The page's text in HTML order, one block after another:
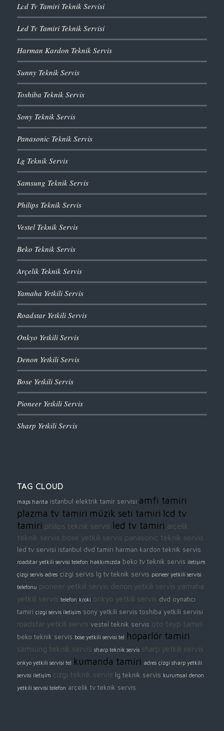
Lcd Tv Tamiri Teknik Servisi
Led Tv Tamiri Teknik Servisi
Harman Kardon Teknik Servis
Sunny Teknik Servis
Toshiba Teknik Servis
Sony Teknik Servis
Panasonic Teknik Servis
Lg Teknik Servis
Samsung Teknik Servis
Philips Teknik Servis
Vestel Teknik Servis
Beko Teknik Servis
Arçelik Teknik Servis
Yamaha Yetkili Servis
Roadstar Yetkili Servis
Onkyo Yetkili Servis
Denon Yetkili Servis
Bose Yetkili Servis
Pioneer Yetkili Servis
Sharp Yetkili Servis
TAG CLOUD
maps harita istanbul elektrik tamir servisi amfi tamiri
plazma tv tamiri müzik seti tamiri lcd tv
tamiri philips teknik servis led tv tamiri arçelik
teknik servis bose yetkili servis panasonic teknik servis
led tv servisi istanbul dvd tamiri harman kardon teknik servis
roadstar yetkili servisi telefon hakkımızda beko tv teknik servis iletişim
çizgi servis adres çizgi servis lg tv teknik servis pioneer yetkili servisi
telefonu pioneer yetkili servis denon yetkili servis yamaha
yetkili servis telefon kroki onkyo yetkili servis dvd oynatıcı
tamiri çizgi servis iletişim sony yetkili servis toshiba yetkili servisi
roadstar yetkili servis vestel teknik servis oto teyp tamiri
beko teknik servis bose yetkili servisi tel hoparlör tamiri
samsung teknik servis sharp teknik servis sharp yetkili servis
onkyo yetkili servisi tel kumanda tamiri adres çizgi sharp yetkili
servisi iletişim çizgi teknik servis lg teknik servis kurumsal denon
yetkili servisi telefon arçelik tv teknik servis